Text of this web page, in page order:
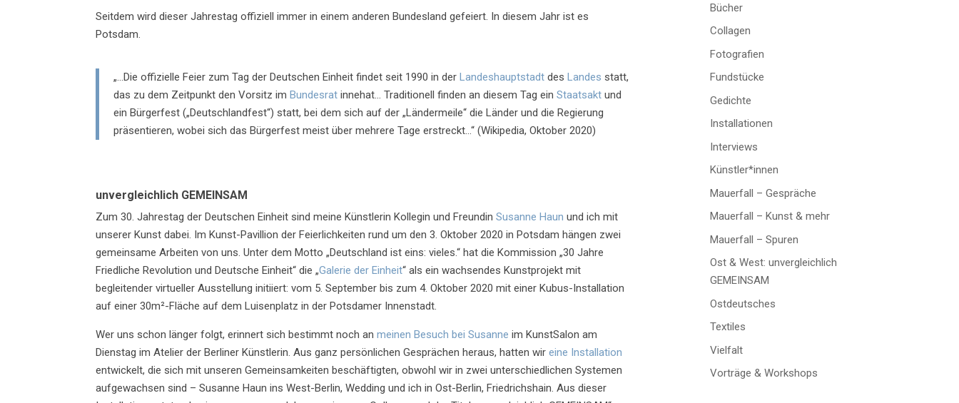
Seitdem wird dieser Jahrestag offiziell immer in einem anderen Bundesland gefeiert. In diesem Jahr ist es
Potsdam.
„…Die offizielle Feier zum Tag der Deutschen Einheit findet seit 1990 in derLandeshauptstadt desLandes statt,
das zu dem Zeitpunkt den Vorsitz imBundesrat innehat… Traditionell finden an diesem Tag einStaatsakt und
ein Bürgerfest („Deutschlandfest“) statt, bei dem sich auf der „Ländermeile“ die Länder und die Regierung
präsentieren, wobei sich das Bürgerfest meist über mehrere Tage erstreckt…“ (Wikipedia, Oktober 2020)
unvergleichlich GEMEINSAM
Zum 30. Jahrestag der Deutschen Einheit sind meine Künstlerin Kollegin und FreundinSusanne Haun und ich mit
unserer Kunst dabei. Im Kunst-Pavillion der Feierlichkeiten rund um den 3. Oktober 2020 in Potsdam hängen zwei
gemeinsame Arbeiten von uns. Unter dem Motto „Deutschland ist eins: vieles.“ hat die Kommission „30 Jahre
Friedliche Revolution und Deutsche Einheit“ die „Galerie der Einheit“ als ein wachsendes Kunstprojekt mit
begleitender virtueller Ausstellung initiiert: vom 5. September bis zum 4. Oktober 2020 mit einer Kubus-Installation
auf einer 30m²-Fläche auf dem Luisenplatz in der Potsdamer Innenstadt.
Wer uns schon länger folgt, erinnert sich bestimmt noch anmeinen Besuch bei Susanne im KunstSalon am
Dienstag im Atelier der Berliner Künstlerin. Aus ganz persönlichen Gesprächen heraus, hatten wireine Installation
entwickelt, die sich mit unseren Gemeinsamkeiten beschäftigten, obwohl wir in zwei unterschiedlichen Systemen
aufgewachsen sind – Susanne Haun ins West-Berlin, Wedding und ich in Ost-Berlin, Friedrichshain. Aus dieser
Bücher
Collagen
Fotografien
Fundstücke
Gedichte
Installationen
Interviews
Künstler*innen
Mauerfall – Gespräche
Mauerfall – Kunst & mehr
Mauerfall – Spuren
Ost & West: unvergleichlich
GEMEINSAM
Ostdeutsches
Textiles
Vielfalt
Vorträge & Workshops